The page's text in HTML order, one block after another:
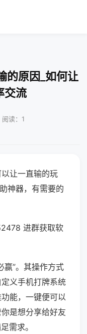
的原因_如何让
交流
读：1
让一直输的玩
神器，有需要的
进群获取软
赢”。其操作方式
义手机打牌系统
能，一键便可以
是想分享给好友
需求。